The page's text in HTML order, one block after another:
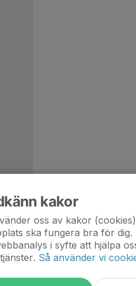
kakor
oss av kakor
ska fungera bra för dig.
i syfte att hjälpa
Så använder vi